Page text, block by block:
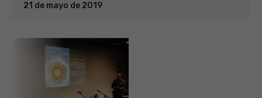
21 de mayo de 2019